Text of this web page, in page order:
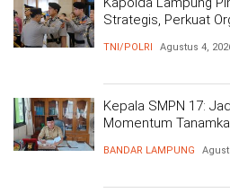
Strategis, Perkuat
TNI/POLRI Agustus 4,
Kepala SMPN 17:
Momentum
BANDAR LAMPUNG